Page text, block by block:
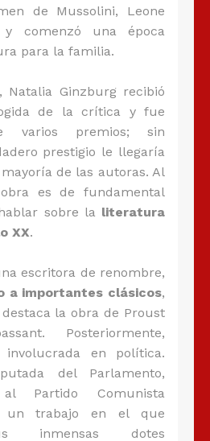
de Mussolini, Leone
comenzó una época
para la familia.
Natalia Ginzburg recibió
de la crítica y fue
varios premios; sin
prestigio le llegaría
de las autoras. Al
es de fundamental
sobre la literatura
XX.
escritora de renombre,
a importantes clásicos,
la obra de Proust
Posteriormente,
involucrada en política.
del Parlamento,
al Partido Comunista
un trabajo en el que
inmensas dotes